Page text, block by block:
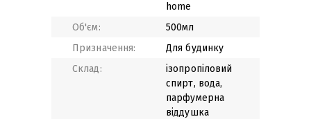
home
Об'єм:
500мл
Призначення:
Для будинку
Склад:
ізопропіловий
спирт, вода,
парфумерна
віддушка